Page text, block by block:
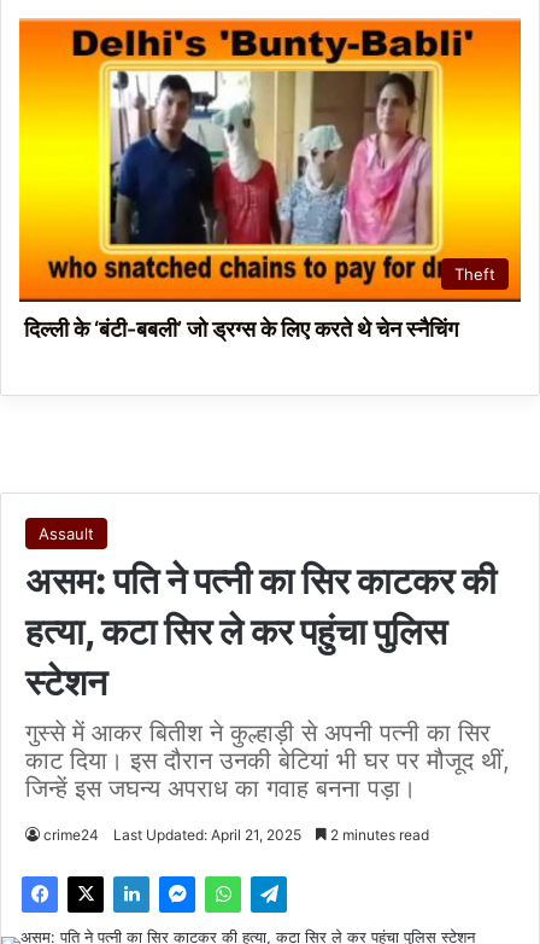
Theft
दिल्ली के ‘बंटी-बबली’ जो ड्रग्स के लिए करते थे चेन स्नैचिंग